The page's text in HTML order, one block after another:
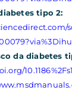
tipo 2:
da diabetes